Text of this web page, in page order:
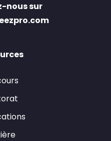
nous sur